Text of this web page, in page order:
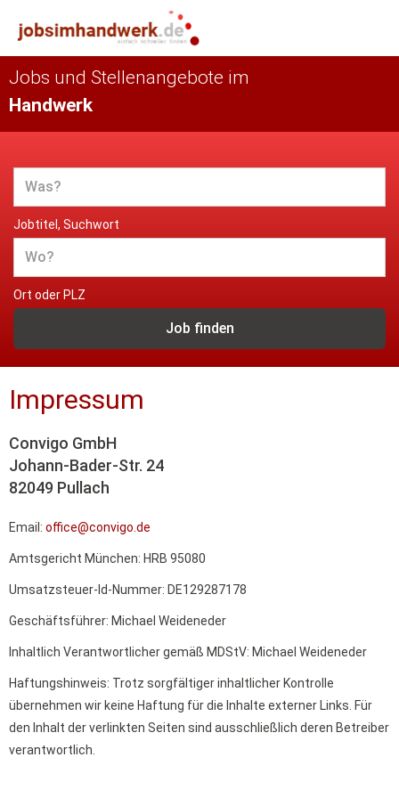
Jobs und Stellenangebote im
Handwerk
Jobtitel, Suchwort
Ort oder PLZ
Impressum
Convigo GmbH
Johann-Bader-Str. 24
82049 Pullach
Email: office@convigo.de
Amtsgericht München: HRB 95080
Umsatzsteuer-Id-Nummer: DE129287178
Geschäftsführer: Michael Weideneder
Inhaltlich Verantwortlicher gemäß MDStV: Michael Weideneder
Haftungshinweis: Trotz sorgfältiger inhaltlicher Kontrolle
übernehmen wir keine Haftung für die Inhalte externer Links. Für
den Inhalt der verlinkten Seiten sind ausschließlich deren Betreiber
verantwortlich.